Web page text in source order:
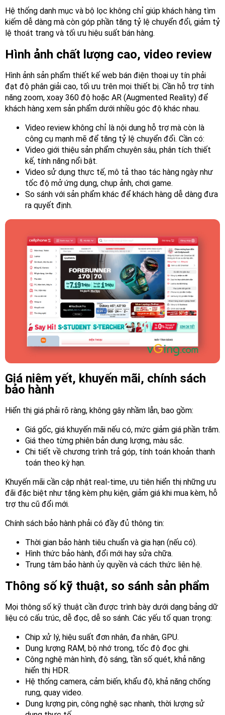
Hệ thống danh mục và bộ lọc không chỉ giúp khách hàng tìm
kiếm dễ dàng mà còn góp phần tăng tỷ lệ chuyển đổi, giảm tỷ
lệ thoát trang và tối ưu hiệu suất bán hàng.
Hình ảnh chất lượng cao, video review
Hình ảnh sản phẩm thiết kế web bán điện thoại uy tín phải
đạt độ phân giải cao, tối ưu trên mọi thiết bị. Cần hỗ trợ tính
năng zoom, xoay 360 độ hoặc AR (Augmented Reality) để
khách hàng xem sản phẩm dưới nhiều góc độ khác nhau.
Video review không chỉ là nội dung hỗ trợ mà còn là
công cụ mạnh mẽ để tăng tỷ lệ chuyển đổi. Cần có:
Video giới thiệu sản phẩm chuyên sâu, phân tích thiết
kế, tính năng nổi bật.
Video sử dụng thực tế, mô tả thao tác hàng ngày như
tốc độ mở ứng dụng, chụp ảnh, chơi game.
So sánh với sản phẩm khác để khách hàng dễ dàng đưa
ra quyết định.
Giá niêm yết, khuyến mãi, chính sách
bảo hành
Hiển thị giá phải rõ ràng, không gây nhầm lẫn, bao gồm:
Giá gốc, giá khuyến mãi nếu có, mức giảm giá phần trăm.
Giá theo từng phiên bản dung lượng, màu sắc.
Chi tiết về chương trình trả góp, tính toán khoản thanh
toán theo kỳ hạn.
Khuyến mãi cần cập nhật real-time, ưu tiên hiển thị những ưu
đãi đặc biệt như tặng kèm phụ kiện, giảm giá khi mua kèm, hỗ
trợ thu cũ đổi mới.
Chính sách bảo hành phải có đầy đủ thông tin:
Thời gian bảo hành tiêu chuẩn và gia hạn (nếu có).
Hình thức bảo hành, đổi mới hay sửa chữa.
Trung tâm bảo hành ủy quyền và cách thức liên hệ.
Thông số kỹ thuật, so sánh sản phẩm
Mọi thông số kỹ thuật cần được trình bày dưới dạng bảng dữ
liệu có cấu trúc, dễ đọc, dễ so sánh. Các yếu tố quan trọng:
Chip xử lý, hiệu suất đơn nhân, đa nhân, GPU.
Dung lượng RAM, bộ nhớ trong, tốc độ đọc ghi.
Công nghệ màn hình, độ sáng, tần số quét, khả năng
hiển thị HDR.
Hệ thống camera, cảm biến, khẩu độ, khả năng chống
rung, quay video.
Dung lượng pin, công nghệ sạc nhanh, thời lượng sử